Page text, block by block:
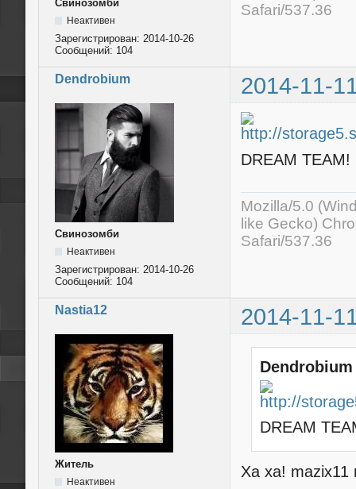
Свинозомби
Неактивен
Зарегистрирован: 2014-10-26
Сообщений: 104
Safari/537.36
Dendrobium 2014-11-
Свинозомби
Неактивен
Зарегистрирован: 2014-10-26
Сообщений: 104
DREAM TEAM!
Mozilla/5.0
like Gecko)
Safari/537.36
Nastia12 2014-11-
Житель
Неактивен
DREAM
Ха ха! mazix11